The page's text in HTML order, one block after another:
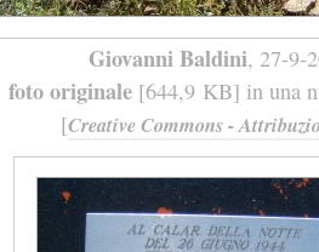
Giovanni Baldini, 27-9-
foto originale [644,9 KB] in una
[Creative Commons -